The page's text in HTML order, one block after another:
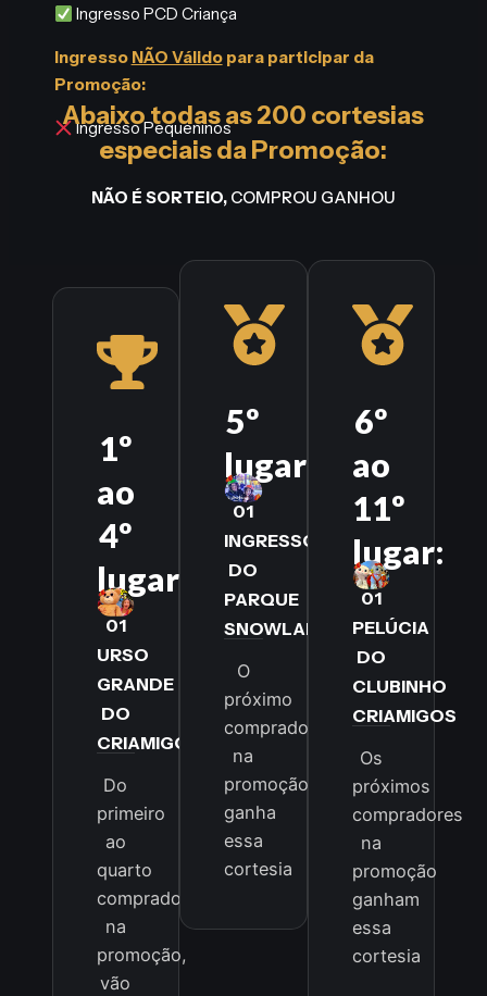
Ingresso PCD Criança
Ingresso NÃO Válidopara participar da
Promoção:
Ingresso Pequeninos
Abaixo todas as 200 cortesias
especiais da Promoção:
NÃO É SORTEIO, COMPROU GANHOU
1º
ao
4º
lugar:
01
URSO
GRANDE
DO
CRIAMIGOS
Do
primeiro
ao
quarto
comprador
na
promoção,
vão
5º
lugar:
01
INGRESSO
DO
PARQUE
SNOWLAND
O
próximo
comprador
na
promoção
ganha
essa
cortesia
6º
ao
11º
lugar:
01
PELÚCIA
DO
CLUBINHO
CRIAMIGOS
Os
próximos
compradores
na
promoção
ganham
essa
cortesia